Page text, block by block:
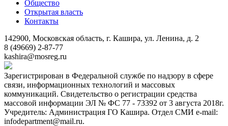
Общество
Открытая власть
Контакты
142900, Московская область, г. Кашира, ул. Ленина, д. 2
8 (49669) 2-87-77
kashira@mosreg.ru
Зарегистрирован в Федеральной службе по надзору в сфере
связи, информационных технологий и массовых
коммуникаций. Свидетельство о регистрации средства
массовой информации ЭЛ № ФС 77 - 73392 от 3 августа 2018г.
Учредитель: Администрация ГО Кашира. Отдел СМИ e-mail:
infodepartment@mail.ru.